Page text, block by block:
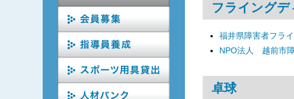
フライングデ
福井県障害者フラ
NPO法人 越前市
卓球